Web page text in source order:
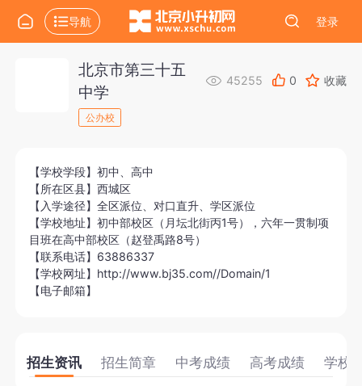
导航 登录
北京市第三十五
中学
45255 0 收藏
公办校
【学校学段】初中、高中
【所在区县】西城区
【入学途径】全区派位、对口直升、学区派位
【学校地址】初中部校区（月坛北街丙1号），六年一贯制项
目班在高中部校区（赵登禹路8号）
【联系电话】63886337
【学校网址】http://www.bj35.com//Domain/1
【电子邮箱】
招生资讯 招生简章 中考成绩 高考成绩 学校